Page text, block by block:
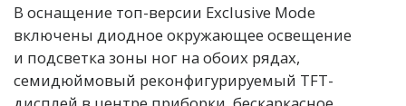
В оснащение топ-версии Exclusive Mode
включены диодное окружающее освещение
и подсветка зоны ног на обоих рядах,
семидюймовый реконфигурируемый TFT-